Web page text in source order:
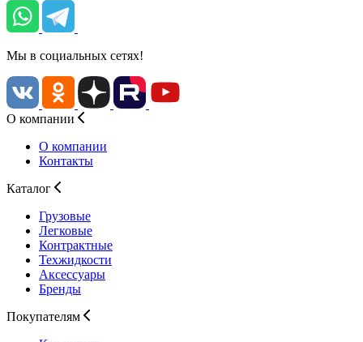
Мы в социальных сетях!
О компании
О компании
Контакты
Каталог
Грузовые
Легковые
Контрактные
Техжидкости
Аксессуары
Бренды
Покупателям